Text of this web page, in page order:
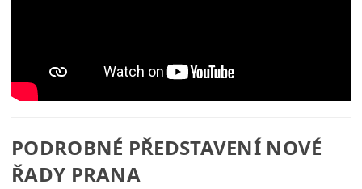
PODROBNÉ PŘEDSTAVENÍ NOVÉ
ŘADY PRANA